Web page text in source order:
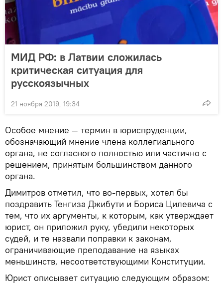
МИД РФ: в Латвии сложилась
критическая ситуация для
русскоязычных
21 ноября 2019, 19:34
Особое мнение — термин в юриспруденции,
обозначающий мнение члена коллегиального
органа, не согласного полностью или частично с
решением, принятым большинством данного
органа.
Димитров отметил, что во-первых, хотел бы
поздравить Тенгиза Джибути и Бориса Цилевича с
тем, что их аргументы, к которым, как утверждает
юрист, он приложил руку, убедили некоторых
судей, и те назвали поправки к законам,
ограничивающие преподавание на языках
меньшинств, несоответствующими Конституции.
Юрист описывает ситуацию следующим образом: